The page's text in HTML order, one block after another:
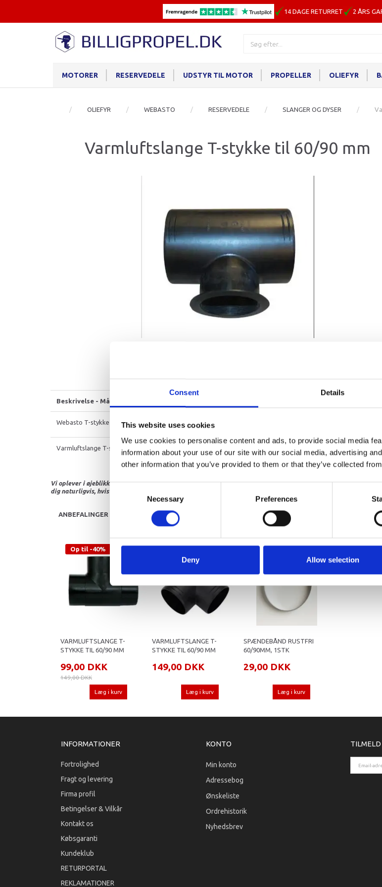
Consent Details
This website uses cookies
We use cookies to personalise content and ads, to provide social media
information about your use of our site with our social media, advertising
other information that you’ve provided to them or that they’ve collected
Necessary Preferences
Deny Allow selection
14 DAGE RETURRET 2 ÅRS
MOTORER RESERVEDELE UDSTYR TIL MOTOR PROPELLER OLIEFYR
OLIEFYR WEBASTO RESERVEDELE SLANGER OG DYSER
Varmluftslange T-stykke til 60/90 mm
Beskrivelse - Mål
Webasto T-stykke Ø60mm til indblæsningsventil
Varmluftslange T-stykke 90/60/90 til 60mm indblæsningsventil
Vi oplever i øjeblikket store og hyppige prisændringer i markedet. Derfor kan der i enkelte tilfælde være
dig naturligvis, hvis dette er tilfældet.
ANBEFALINGER
Op til -40%
VARMLUFTSLANGE T-
STYKKE TIL 60/90 MM
99,00 DKK
149,00 DKK
Læg i kurv
VARMLUFTSLANGE T-
STYKKE TIL 60/90 MM
149,00 DKK
Læg i kurv
SPÆNDEBÅND RUSTFRI
60/90MM, 1STK
29,00 DKK
Læg i kurv
INFORMATIONER
Fortrolighed
Fragt og levering
Firma profil
Betingelser & Vilkår
Kontakt os
Købsgaranti
Kundeklub
RETURPORTAL
REKLAMATIONER
KONTO
Min konto
Adressebog
Ønskeliste
Ordrehistorik
Nyhedsbrev